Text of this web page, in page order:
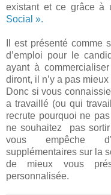
existant et ce grâce à
Social ».
Il est présenté comme
d’emploi pour le
ayant à
diront, il n’y a pas
Donc si vous
a travaillé (ou qui
recrute pourquoi ne
ne souhaitez pas
vous empêche
supplémentaires sur la
de mieux vous
personnalisée.